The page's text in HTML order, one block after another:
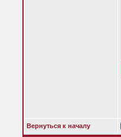
Вернуться к началу